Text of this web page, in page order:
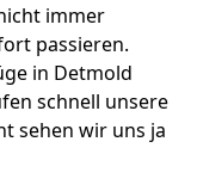
immer
passieren.
in Detmold
schnell unsere
sehen wir uns ja